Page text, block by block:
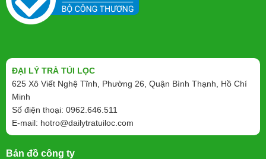
ĐẠI LÝ TRÀ TÚI LỌC
625 Xô Viết Nghệ Tĩnh, Phường 26, Quận Bình Thạnh, Hồ Chí
Minh
Số điện thoại: 0962.646.511
E-mail: hotro@dailytratuiloc.com
Bản đồ công ty